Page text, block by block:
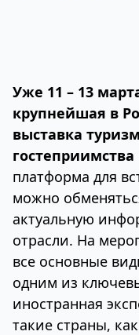
Уже 11 – 13
крупнейшая в
выставка
гостеприимства
платформа для
можно
актуальную
отрасли. На
все основные
одним из
иностранная
такие страны,